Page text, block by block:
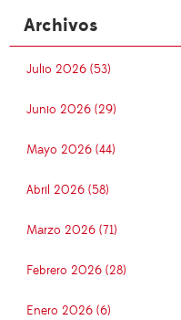
Archivos
Julio 2026 (53)
Junio 2026 (29)
Mayo 2026 (44)
Abril 2026 (58)
Marzo 2026 (71)
Febrero 2026 (28)
Enero 2026 (6)